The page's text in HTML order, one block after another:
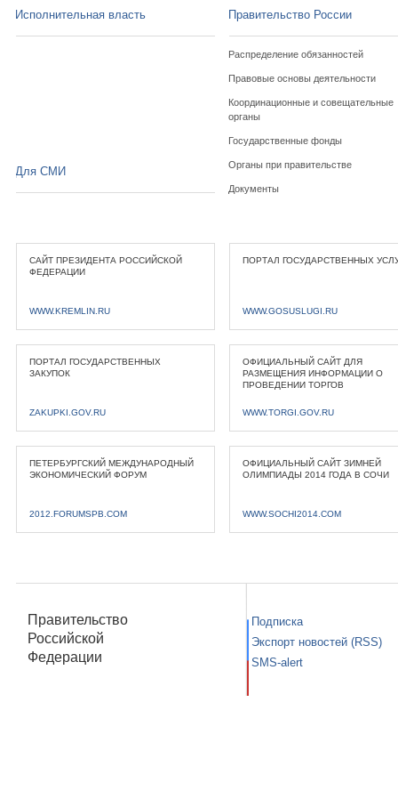
Исполнительная власть Правительство России
Распределение обязанностей
Правовые основы деятельности
Координационные и совещательные
органы
Государственные фонды
Органы при правительстве
Документы
Для СМИ
САЙТ ПРЕЗИДЕНТА РОССИЙСКОЙ
ФЕДЕРАЦИИ
WWW.KREMLIN.RU
ПОРТАЛ ГОСУДАРСТВЕННЫХ
WWW.GOSUSLUGI.RU
ПОРТАЛ ГОСУДАРСТВЕННЫХ
ЗАКУПОК
ZAKUPKI.GOV.RU
ОФИЦИАЛЬНЫЙ САЙТ ДЛЯ
РАЗМЕЩЕНИЯ ИНФОРМАЦИИ О
ПРОВЕДЕНИИ ТОРГОВ
WWW.TORGI.GOV.RU
ПЕТЕРБУРГСКИЙ МЕЖДУНАРОДНЫЙ
ЭКОНОМИЧЕСКИЙ ФОРУМ
2012.FORUMSPB.COM
ОФИЦИАЛЬНЫЙ САЙТ ЗИМНЕЙ
ОЛИМПИАДЫ 2014 ГОДА В СОЧИ
WWW.SOCHI2014.COM
Правительство
Российской
Федерации
Подписка
Экспорт новостей (RSS)
SMS-alert